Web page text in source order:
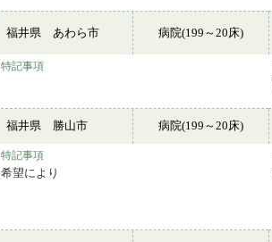
福井県 あわら市 病院(199～20床)
特記事項
福井県 勝山市 病院(199～20床)
特記事項
希望により